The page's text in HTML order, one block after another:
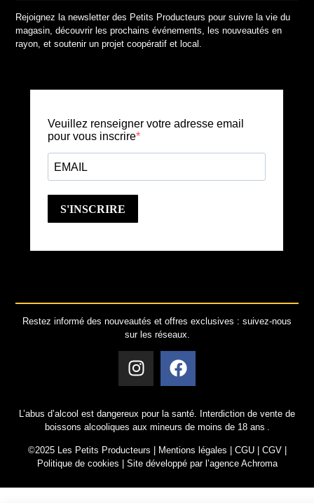
Rejoignez la newsletter des Petits Producteurs pour suivre la vie du
magasin, découvrir les prochains événements, les nouveautés en
rayon, et soutenir un projet coopératif et local.
Restez informé des nouveautés et offres exclusives : suivez-nous
sur les réseaux.
L’abus d’alcool est dangereux pour la santé. Interdiction de vente de
boissons alcooliques aux mineurs de moins de 18 ans .
©2025 Les Petits Producteurs | Mentions légales CGU| CGV|
Politique de cookies
Site développé par l’agence Achroma